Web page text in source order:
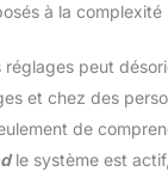
à la complexité
peut
et chez des
de
le système est actif,